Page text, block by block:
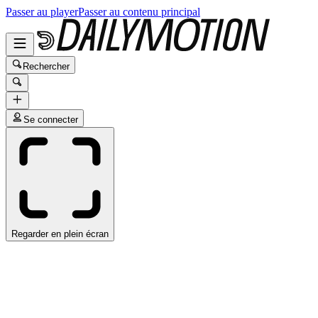
Passer au playerPasser au contenu principal
Rechercher
Se connecter
Regarder en plein écran